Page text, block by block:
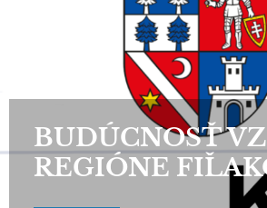
BUDÚCNOSŤ
REGIÓNE